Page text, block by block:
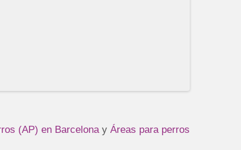
(AP) en Barcelonay Áreas para perros